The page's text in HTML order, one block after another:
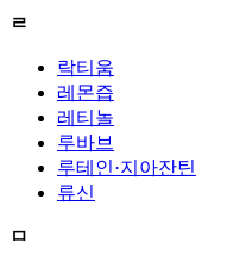
ㄹ
락티움
레몬즙
레티놀
루바브
루테인·지아잔틴
류신
ㅁ